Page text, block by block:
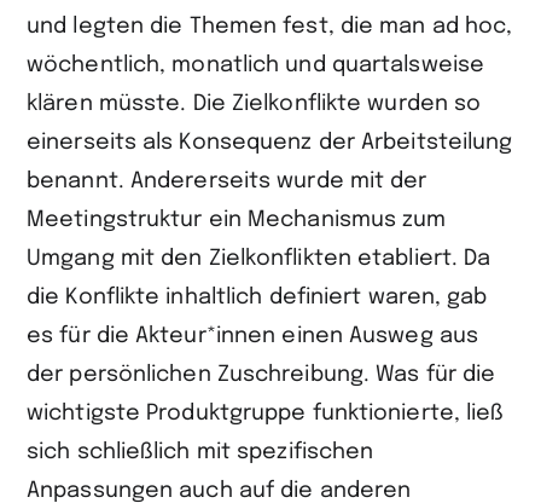
und legten die Themen fest, die man ad hoc,
wöchentlich, monatlich und quartalsweise
klären müsste. Die Zielkonflikte wurden so
einerseits als Konsequenz der Arbeitsteilung
benannt. Andererseits wurde mit der
Meetingstruktur ein Mechanismus zum
Umgang mit den Zielkonflikten etabliert. Da
die Konflikte inhaltlich definiert waren, gab
es für die Akteur*innen einen Ausweg aus
der persönlichen Zuschreibung. Was für die
wichtigste Produktgruppe funktionierte, ließ
sich schließlich mit spezifischen
Anpassungen auch auf die anderen